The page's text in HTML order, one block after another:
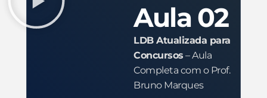
Aula 02
LDB Atualizada para
Concursos – Aula
Completa com o Prof.
Bruno Marques